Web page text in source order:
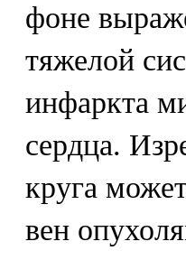
фоне
тяжелой
инфаркта
сердца.
круга
вен